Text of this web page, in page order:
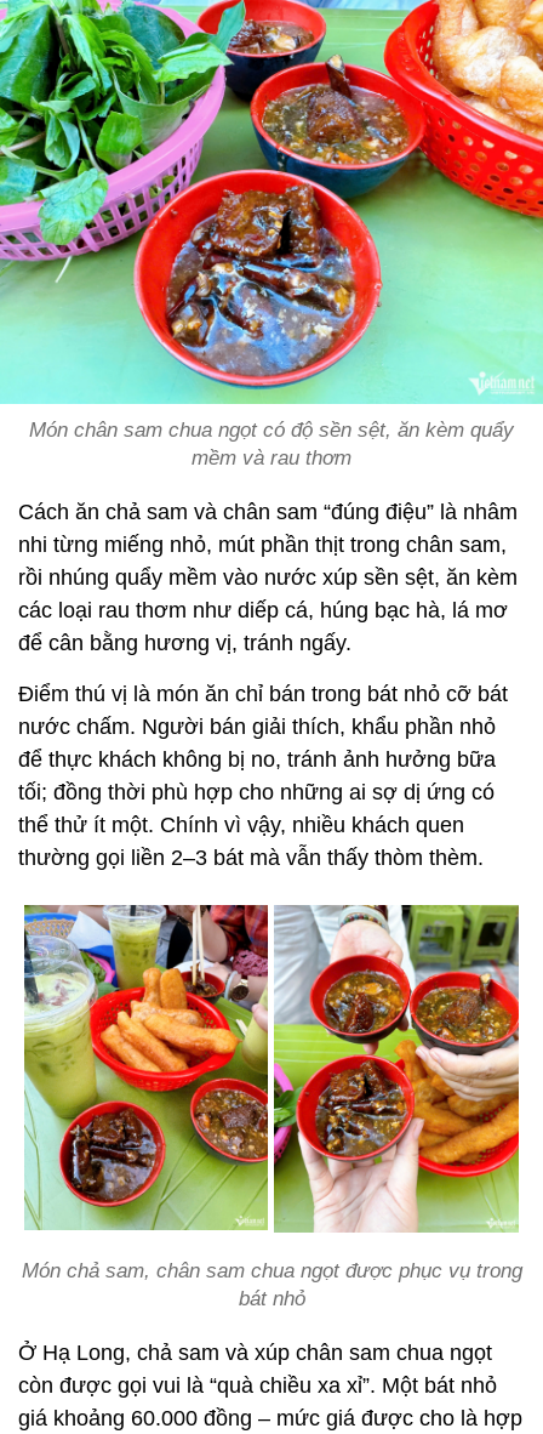
Món chân sam chua ngọt có độ sền sệt, ăn kèm quẩy
mềm và rau thơm
Cách ăn chả sam và chân sam “đúng điệu” là nhâm
nhi từng miếng nhỏ, mút phần thịt trong chân sam,
rồi nhúng quẩy mềm vào nước xúp sền sệt, ăn kèm
các loại rau thơm như diếp cá, húng bạc hà, lá mơ
để cân bằng hương vị, tránh ngấy.
Điểm thú vị là món ăn chỉ bán trong bát nhỏ cỡ bát
nước chấm. Người bán giải thích, khẩu phần nhỏ
để thực khách không bị no, tránh ảnh hưởng bữa
tối; đồng thời phù hợp cho những ai sợ dị ứng có
thể thử ít một. Chính vì vậy, nhiều khách quen
thường gọi liền 2–3 bát mà vẫn thấy thòm thèm.
Món chả sam, chân sam chua ngọt được phục vụ trong
bát nhỏ
Ở Hạ Long, chả sam và xúp chân sam chua ngọt
còn được gọi vui là “quà chiều xa xỉ”. Một bát nhỏ
giá khoảng 60.000 đồng – mức giá được cho là hợp